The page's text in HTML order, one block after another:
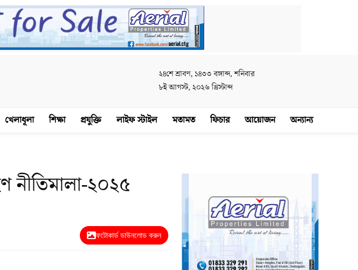
২৪শে শ্রাবণ, ১৪৩৩ বঙ্গাব্দ, শনিবার
৮ই আগস্ট, ২০২৬ খ্রিস্টাব্দ
খেলাধূলা শিক্ষা প্রযুক্তি লাইফ স্টাইল মতামত ফিচার আয়োজন অন্যান্য
নীতিমালা-২০২৫
ফটোকার্ড ডাউনলোড করুন